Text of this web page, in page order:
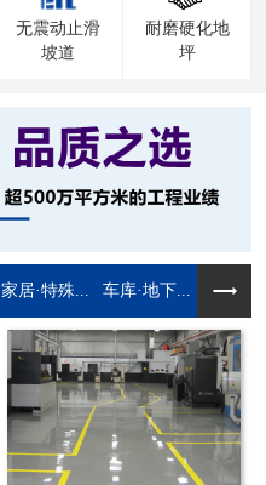
无震动止滑
坡道
耐磨硬化地
坪
家居·特殊... 车库·地下...